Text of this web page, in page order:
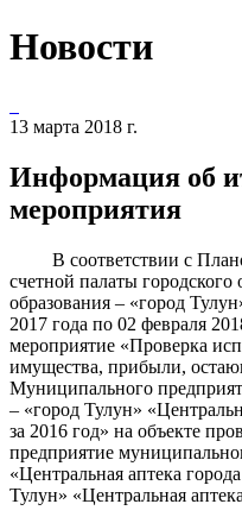
Новости
13 марта 2018 г.
Информация об
мероприятия
В соответствии с
счетной палаты
образования – «город
2017 года по 02 февраля
мероприятие «Проверка
имущества, прибыли,
Муниципального
– «город Тулун»
за 2016 год» на объекте
предприятие
«Центральная аптека
Тулун» «Центральная